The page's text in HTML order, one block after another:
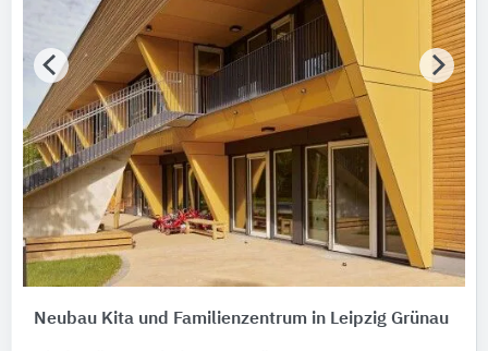
Neubau Kita und Familienzentrum in Leipzig Grünau